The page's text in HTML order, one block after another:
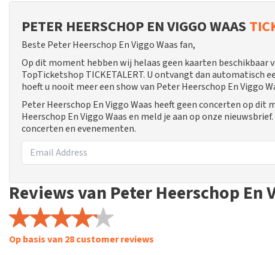
PETER HEERSCHOP EN VIGGO WAAS
Beste Peter Heerschop En Viggo Waas fan,
Op dit moment hebben wij helaas geen kaarten beschikbaar
TopTicketshop TICKETALERT. U ontvangt dan automatisch
hoeft u nooit meer een show van Peter Heerschop En Viggo
Peter Heerschop En Viggo Waas heeft geen concerten op
Heerschop En Viggo Waas en meld je aan op onze
concerten en evenementen.
Reviews van Peter Heerschop En
Op basis van 28 customer reviews